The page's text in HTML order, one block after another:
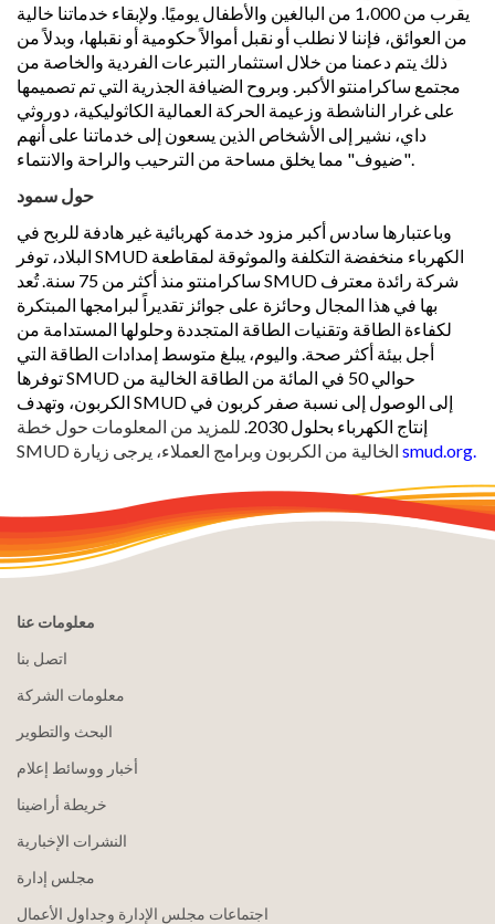
يقرب من 1،000 من البالغين والأطفال يوميًا. ولإبقاء خدماتنا خالية
من العوائق، فإننا لا نطلب أو نقبل أموالاً حكومية أو نقبلها، وبدلاً من
ذلك يتم دعمنا من خلال استثمار التبرعات الفردية والخاصة من
مجتمع ساكرامنتو الأكبر. وبروح الضيافة الجذرية التي تم تصميمها
على غرار الناشطة وزعيمة الحركة العمالية الكاثوليكية، دوروثي
داي، نشير إلى الأشخاص الذين يسعون إلى خدماتنا على أنهم
"ضيوف" مما يخلق مساحة من الترحيب والراحة والانتماء.
حول سمود
وباعتبارها سادس أكبر مزود خدمة كهربائية غير هادفة للربح في
البلاد، توفر SMUD الكهرباء منخفضة التكلفة والموثوقة لمقاطعة
ساكرامنتو منذ أكثر من 75 سنة. تُعد SMUD شركة رائدة معترف
بها في هذا المجال وحائزة على جوائز تقديراً لبرامجها المبتكرة
لكفاءة الطاقة وتقنيات الطاقة المتجددة وحلولها المستدامة من
أجل بيئة أكثر صحة. واليوم، يبلغ متوسط إمدادات الطاقة التي
توفرها SMUD حوالي 50 في المائة من الطاقة الخالية من
الكربون، وتهدف SMUD إلى الوصول إلى نسبة صفر كربون في
إنتاج الكهرباء بحلول 2030.
للمزيد من المعلومات حول خطة
smud.org.
معلومات عنا
اتصل بنا
معلومات الشركة
البحث والتطوير
أخبار ووسائط إعلام
خريطة أراضينا
النشرات الإخبارية
مجلس إدارة
اجتماعات مجلس الإدارة وجداول الأعمال